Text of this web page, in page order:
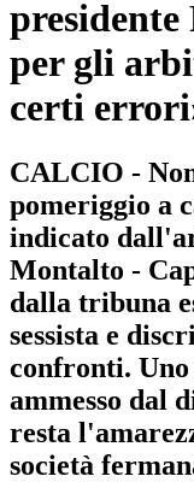
presidente
per gli
certi
CALCIO -
pomeriggio a
indicato
Montalto -
dalla tribuna
sessista e
confronti. Uno
ammesso dal
resta
società